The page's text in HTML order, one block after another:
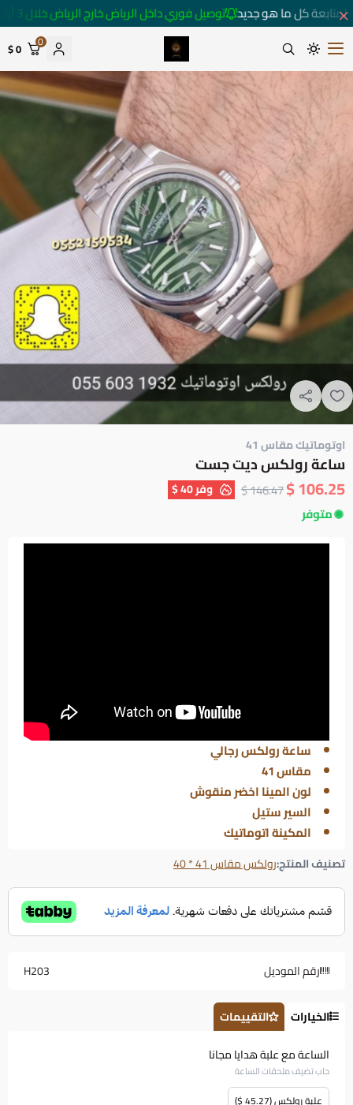
كل ما هو جديد توصيل فوري داخل الرياض خارج الرياض خلال 3 أيام 🚚
متجر ساعات رومانس
0
0 $
اوتوماتيك مقاس 41
ساعة رولكس ديت جست
106.25 $
146.47 $ وفر40 $
متوفر
ساعة رولكس رجالي
مقاس 41
لون المينا اخضر منقوش
السير ستيل
المكينة اتوماتيك
تصنيف المنتج:رولكس مقاس 41 * 40
رقم الموديل H203
الخيارات
التقييمات
الساعة مع علبة هدايا مجانا
حاب تضيف ملحقات الساعة
علبة رولكس (45.27 $)